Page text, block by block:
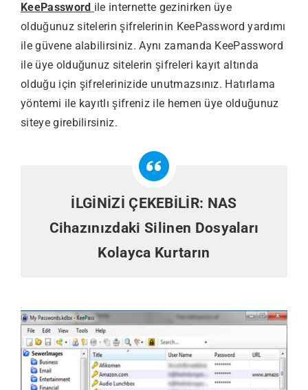
KeePassword ile internette gezinirken üye
olduğunuz sitelerin şifrelerinin KeePassword yardımı
ile güvene alabilirsiniz. Aynı zamanda KeePassword
ile üye olduğunuz sitelerin şifreleri kayıt altında
olduğu için şifrelerinizide unutmazsınız. Hatırlama
yöntemi ile kayıtlı şifreniz ile hemen üye olduğunuz
siteye girebilirsiniz.
İLGİNİZİ ÇEKEBİLİR: NAS
Cihazınızdaki Silinen Dosyaları
Kolayca Kurtarın